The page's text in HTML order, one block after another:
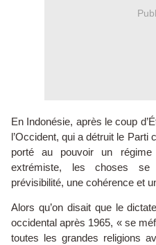
En Indonésie, après le coup
l’Occident, qui a détruit le Parti
porté au pouvoir un régime
extrémiste, les choses
prévisibilité, une cohérence et
Alors qu’on disait que le
occidental après 1965, « se
toutes les grandes religions